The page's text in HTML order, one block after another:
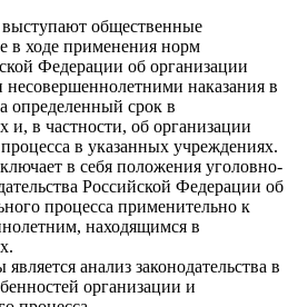
выступают общественные
в ходе применения норм
Федерации об организации
наказания в
определенный срок в
и, в частности, об организации
в указанных учреждениях.
в себя положения уголовно-
Российской Федерации об
процесса применительно к
находящимся в
анализ законодательства в
организации и